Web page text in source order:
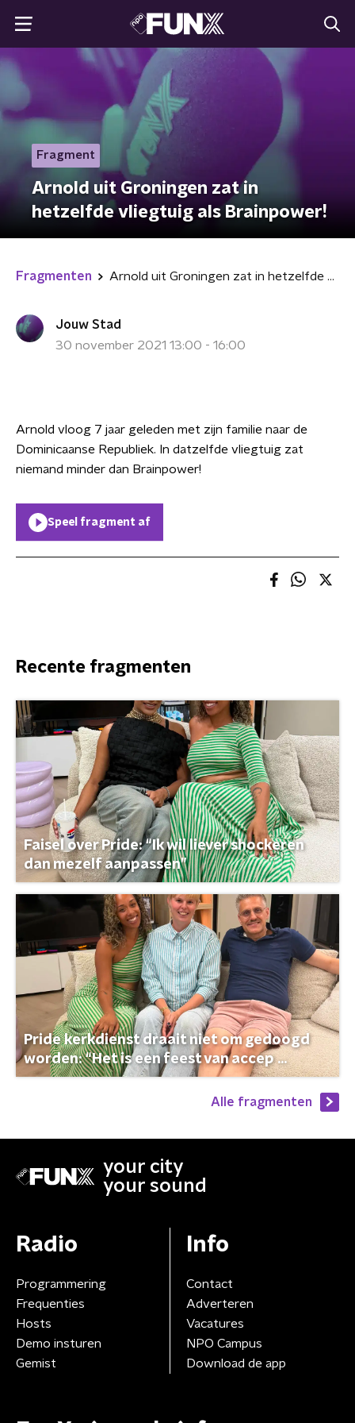
Fragment
Arnold uit Groningen zat in
hetzelfde vliegtuig als Brainpower!
Fragmenten Arnold uit Groningen zat in hetzelfde vliegtuig als Brainpower!
Jouw Stad
30 november 2021 13:00 - 16:00
Arnold vloog 7 jaar geleden met zijn familie naar de
Dominicaanse Republiek. In datzelfde vliegtuig zat
niemand minder dan Brainpower!
Speel fragment af
Recente fragmenten
Faisel over Pride: “Ik wil liever shockeren
dan mezelf aanpassen”
Pride kerkdienst draait niet om gedoogd
worden: “Het is een feest van accep ...
Alle fragmenten
your city
your sound
Radio
Programmering
Frequenties
Hosts
Demo insturen
Gemist
Info
Contact
Adverteren
Vacatures
NPO Campus
Download de app